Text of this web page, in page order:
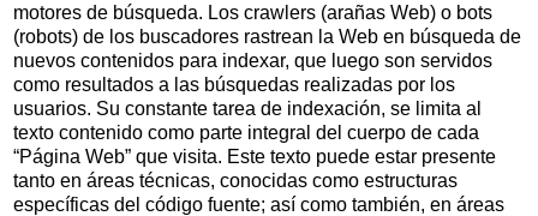
motores de búsqueda. Los crawlers (arañas Web) o bots
(robots) de los buscadores rastrean la Web en búsqueda de
nuevos contenidos para indexar, que luego son servidos
como resultados a las búsquedas realizadas por los
usuarios. Su constante tarea de indexación, se limita al
texto contenido como parte integral del cuerpo de cada
“Página Web” que visita. Este texto puede estar presente
tanto en áreas técnicas, conocidas como estructuras
específicas del código fuente; así como también, en áreas